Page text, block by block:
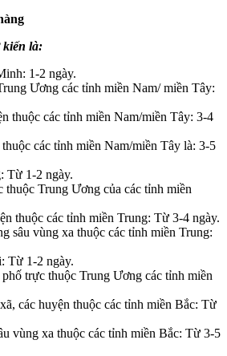
kiến là:
1-2 ngày.
Ương các tỉnh miền Nam/ miền Tây:
thuộc các tỉnh miền Nam/miền Tây: 3-4
các tỉnh miền Nam/miền Tây là: 3-5
Từ 1-2 ngày.
thuộc Trung Ương của các tỉnh miền
thuộc các tỉnh miền Trung: Từ 3-4 ngày.
sâu vùng xa thuộc các tỉnh miền Trung:
Từ 1-2 ngày.
trực thuộc Trung Ương các tỉnh miền
các huyện thuộc các tỉnh miền Bắc: Từ
vùng xa thuộc các tỉnh miền Bắc: Từ 3-5